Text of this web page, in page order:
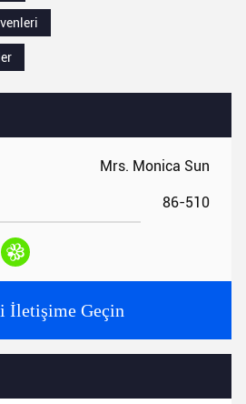
Mrs. Monica Sun
86-510
İletişime Geçin